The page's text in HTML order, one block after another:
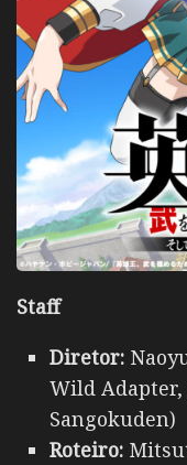
Staff
Diretor:
Wild Adapter,
Sangokuden)
Roteiro: